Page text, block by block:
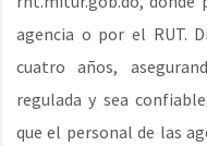
agencia o por el RUT.
cuatro años,
regulada y sea
que el personal de las